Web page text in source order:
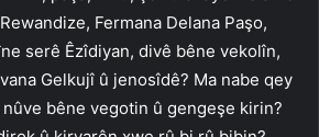
Fermana Delana Paşo,
serê Êzîdiyan, divê bêne vekolîn,
Gelkujî û jenosîdê? Ma nabe qey
bêne vegotin û gengeşe kirin?